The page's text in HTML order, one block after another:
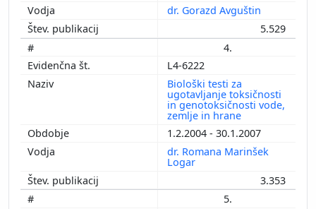
dr. Gorazd Avguštin
5.529
4.
L4-6222
Biološki testi za
ugotavljanje toksičnosti
in genotoksičnosti vode,
zemlje in hrane
1.2.2004 - 30.1.2007
dr. Romana Marinšek
Logar
3.353
5.